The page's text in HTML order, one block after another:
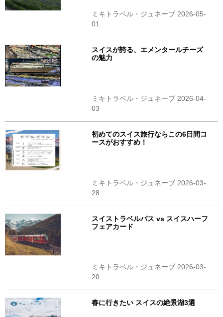
ミキトラベル・ジュネーブ 2026-05-
01
スイスが誇る、エメンタールチーズ
の魅力
ミキトラベル・ジュネーブ 2026-04-
03
初めてのスイス旅行ならこの6日間コ
ースがおすすめ！
ミキトラベル・ジュネーブ 2026-03-
28
スイストラベルパス vs スイスハーフ
フェアカード
ミキトラベル・ジュネーブ 2026-03-
20
春に行きたい スイスの絶景湖3選